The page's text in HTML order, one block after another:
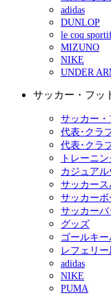
adidas
DUNLOP
le coq
MIZUNO
NIKE
UNDER
サッカー・フッ
サッカー
代表･クラ
代表･クラ
トレーニ
カジュアル
サッカー
サッカーボ
サッカーバ
グッズ
ゴールキ
レフェリー
adidas
NIKE
PUMA